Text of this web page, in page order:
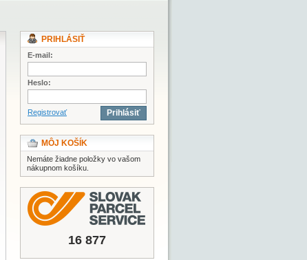
PRIHLÁSIŤ
E-mail:
Heslo:
Registrovať Prihlásiť
MÔJ KOŠÍK
Nemáte žiadne položky vo vašom
nákupnom košíku.
16 877